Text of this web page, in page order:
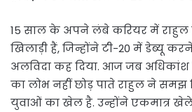
15 साल के अपने लंबे करियर में राहुल
खिलाड़ी हैं, जिन्होंने टी-20 में डेब्यू
अलविदा कह दिया. आज जब अधिकांश
का लोभ नहीं छोड़ पाते राहुल ने समझ
युवाओं का खेल है. उन्होंने एकमात्र खेले